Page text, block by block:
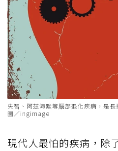
失智、阿茲海默等腦部退化疾病，是長
圖／ingimage
現代人最怕的疾病，除